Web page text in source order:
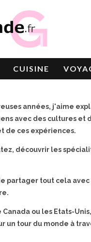
CUISINE
années, j'aime
avec des cultures et
de ces expériences.
découvrir les
partager tout cela
Canada ou les Etats-
tour du monde à